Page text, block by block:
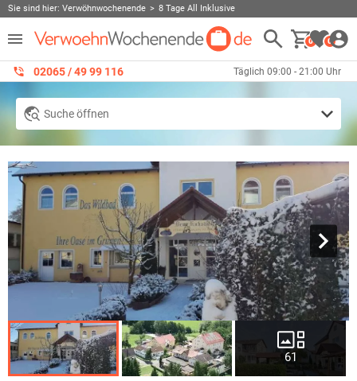
Sie sind hier: Verwöhnwochenende 8 Tage All Inklusive
0 0
02065 / 49 ‌99 116 Täglich 09:00 - 21:00 Uhr
Suche öffnen
61